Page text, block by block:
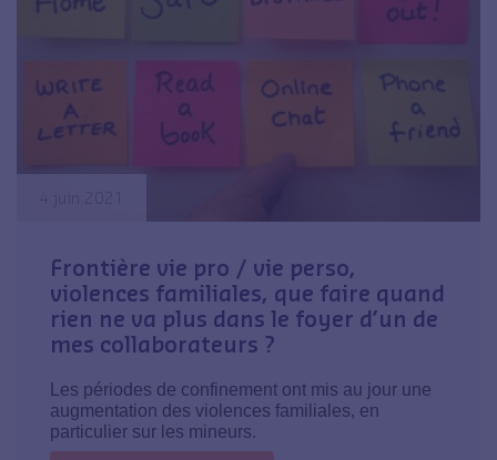
Frontière vie pro / vie perso,
violences familiales, que faire quand
rien ne va plus dans le foyer d’un de
mes collaborateurs ?
Les périodes de confinement ont mis au jour une
augmentation des violences familiales, en
particulier sur les mineurs.